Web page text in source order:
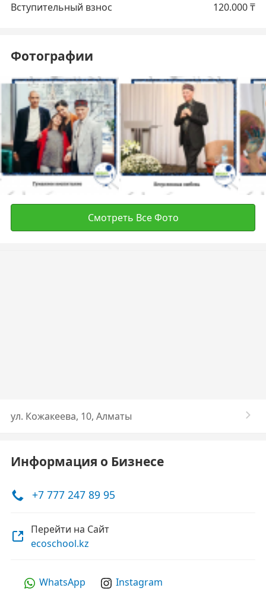
Вступительный взнос 120.000₸
Фотографии
Смотреть Все Фото
ул. Кожакеева, 10, Алматы
Информация о Бизнесе
+7 777 247 89 95
Перейти на Сайт
ecoschool.kz
WhatsApp Instagram